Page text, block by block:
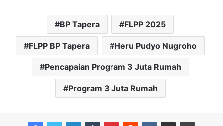
BP Tapera FLPP 2025
FLPP BP Tapera Heru Pudyo Nugroho
Pencapaian Program 3 Juta Rumah
Program 3 Juta Rumah